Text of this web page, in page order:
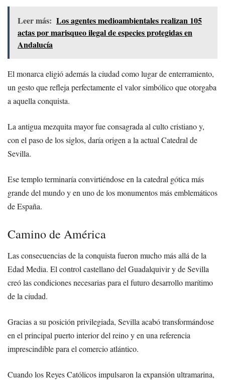
Leer más: Los agentes medioambientales realizan 105
actas por marisqueo ilegal de especies protegidas en
Andalucía
El monarca eligió además la ciudad como lugar de enterramiento,
un gesto que refleja perfectamente el valor simbólico que otorgaba
a aquella conquista.
La antigua mezquita mayor fue consagrada al culto cristiano y,
con el paso de los siglos, daría origen a la actual Catedral de
Sevilla.
Ese templo terminaría convirtiéndose en la catedral gótica más
grande del mundo y en uno de los monumentos más emblemáticos
de España.
Camino de América
Las consecuencias de la conquista fueron mucho más allá de la
Edad Media. El control castellano del Guadalquivir y de Sevilla
creó las condiciones necesarias para el futuro desarrollo marítimo
de la ciudad.
Gracias a su posición privilegiada, Sevilla acabó transformándose
en el principal puerto interior del reino y en una referencia
imprescindible para el comercio atlántico.
Cuando los Reyes Católicos impulsaron la expansión ultramarina,